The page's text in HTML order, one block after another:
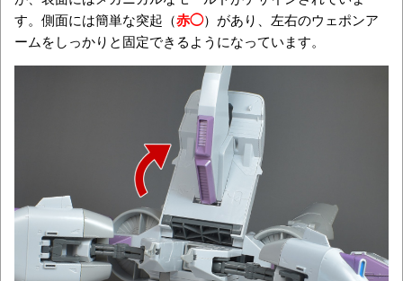
す。側面には簡単な突起（赤◯）があり、左右のウェポンア
ームをしっかりと固定できるようになっています。